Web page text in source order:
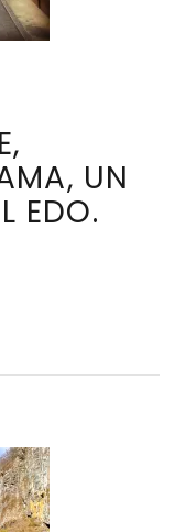
UN
EDO.